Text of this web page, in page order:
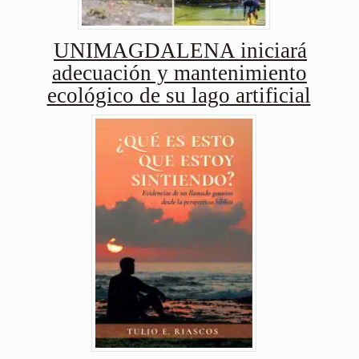
UNIMAGDALENA iniciará
adecuación y mantenimiento
ecológico de su lago artificial